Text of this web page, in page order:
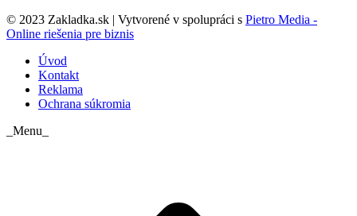
© 2023 Zakladka.sk | Vytvorené v spolupráci s Pietro Media -
Online riešenia pre biznis
Úvod
Kontakt
Reklama
Ochrana súkromia
_Menu_